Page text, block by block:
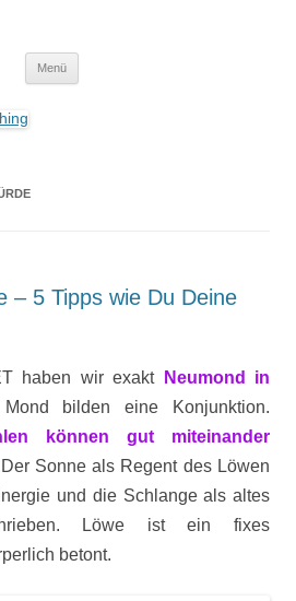
Menü
– 5 Tipps wie Du Deine
haben wir exakt
Neumond in
bilden eine Konjunktion.
können gut miteinander
Der Sonne als Regent des Löwen
und die Schlange als altes
Löwe ist ein fixes
betont.